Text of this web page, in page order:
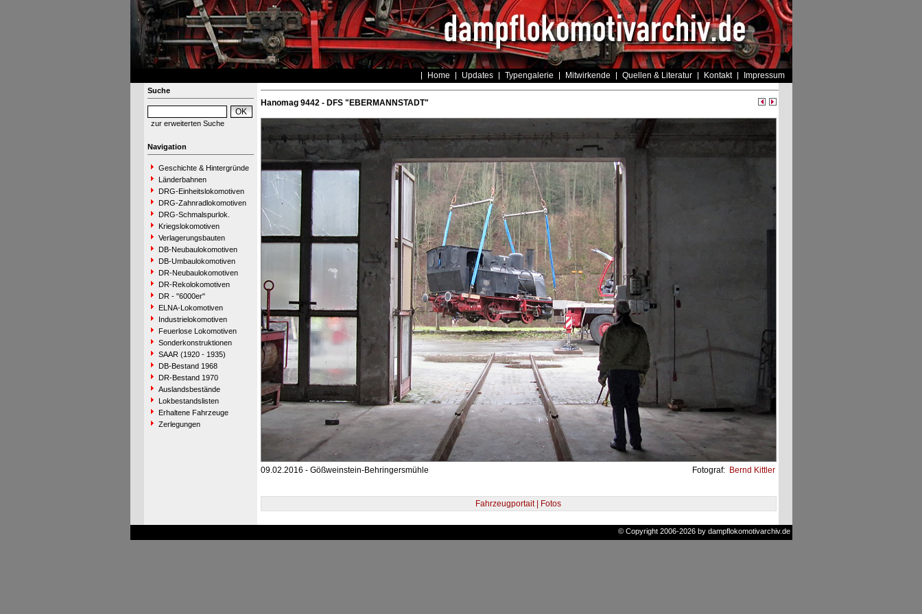
Home Updates Typengalerie Mitwirkende Quellen & Literatur Kontakt Impressum
Suche
zur erweiterten Suche
Navigation
Geschichte & Hintergründe
Länderbahnen
DRG-Einheitslokomotiven
DRG-Zahnradlokomotiven
DRG-Schmalspurlok.
Kriegslokomotiven
Verlagerungsbauten
DB-Neubaulokomotiven
DB-Umbaulokomotiven
DR-Neubaulokomotiven
DR-Rekolokomotiven
DR - "6000er"
ELNA-Lokomotiven
Industrielokomotiven
Feuerlose Lokomotiven
Sonderkonstruktionen
SAAR (1920 - 1935)
DB-Bestand 1968
DR-Bestand 1970
Auslandsbestände
Lokbestandslisten
Erhaltene Fahrzeuge
Zerlegungen
Hanomag 9442 - DFS "EBERMANNSTADT"
09.02.2016 - Gößweinstein-Behringersmühle Fotograf: Bernd Kittler
Fahrzeugportait | Fotos
© Copyright 2006-2026 by dampflokomotivarchiv.de